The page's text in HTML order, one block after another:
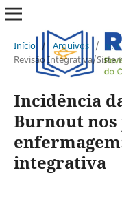
Início / Arquivos / v.
Revisão Integrativa/
Incidência
Burnout
integrativa